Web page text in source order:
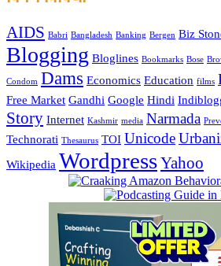
AIDS Babri Bangladesh Banking Bergen Biz
Blogging Bloglines Bookmarks Bose
Condom Dams Economics Education films
Free Market Gandhi Google Hindi
Story Internet Kashmir media Narmada
Technorati Thesaurus TOI Unicode
Wikipedia WordpressYahoo